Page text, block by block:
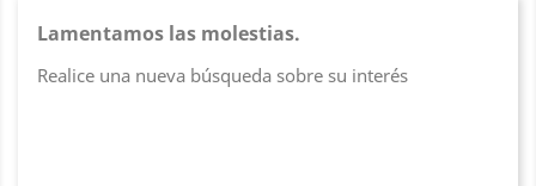
Lamentamos las molestias.
Realice una nueva búsqueda sobre su interés